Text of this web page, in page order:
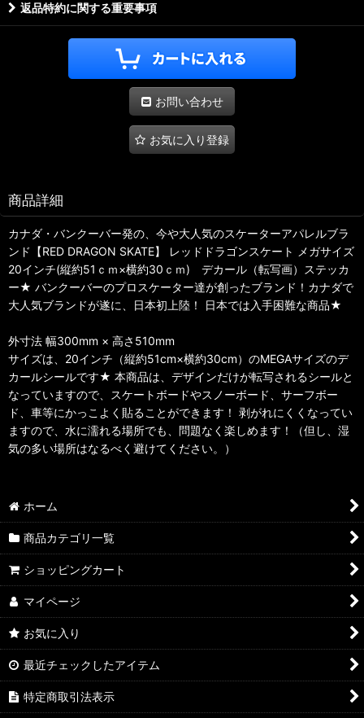
返品特約に関する重要事項
お問い合わせ
お気に入り登録
商品詳細
カナダ・バンクーバー発の、今や大人気のスケーターアパレルブラ
ンド【RED DRAGON SKATE】 レッドドラゴンスケート メガサイズ
20インチ(縦約51ｃｍ×横約30ｃｍ) デカール（転写画）ステッカ
ー★ バンクーバーのプロスケーター達が創ったブランド！カナダで
大人気ブランドが遂に、日本初上陸！ 日本では入手困難な商品★
外寸法 幅300mm × 高さ510mm
サイズは、20インチ（縦約51cm×横約30cm）のMEGAサイズのデ
カールシールです★ 本商品は、デザインだけが転写されるシールと
なっていますので、スケートボードやスノーボード、サーフボー
ド、車等にかっこよく貼ることができます！ 剥がれにくくなってい
ますので、水に濡れる場所でも、問題なく楽しめます！（但し、湿
気の多い場所はなるべく避けてください。）
ホーム
商品カテゴリ一覧
ショッピングカート
マイページ
お気に入り
最近チェックしたアイテム
特定商取引法表示